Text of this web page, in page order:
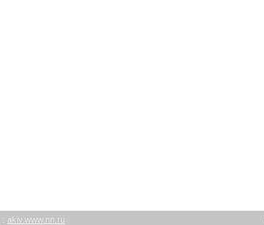
: akiv.www.nn.ru